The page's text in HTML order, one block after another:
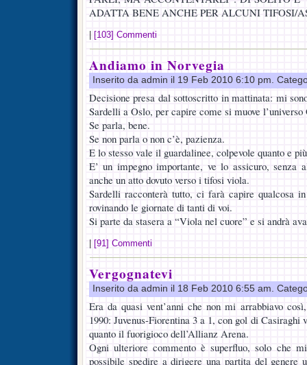
ADATTA BENE ANCHE PER ALCUNI TIFOSI/
[103] Commenti
Andiamo in Norvegia
Inserito da admin il 19 Feb 2010 6:10 pm.
Decisione presa dal sottoscritto in mattinata: mi
Sardelli a Oslo, per capire come si muove l’universo
Se parla, bene.
Se non parla o non c’è, pazienza.
E lo stesso vale il guardalinee, colpevole quanto e
E’ un impegno importante, ve lo assicuro, senza
anche un atto dovuto verso i tifosi viola.
Sardelli racconterà tutto, ci farà capire qualcosa
rovinando le giornate di tanti di voi.
Si parte da stasera a “Viola nel cuore” e si andrà
[91] Commenti
Vergognatevi
Inserito da admin il 18 Feb 2010 6:55 am.
Era da quasi vent’anni che non mi arrabbiavo
1990: Juvenus-Fiorentina 3 a 1, con gol di Casiraghi
quanto il fuorigioco dell’Allianz Arena.
Ogni ulteriore commento è superfluo, solo che
possibile spedire a dirigere una partita del genere